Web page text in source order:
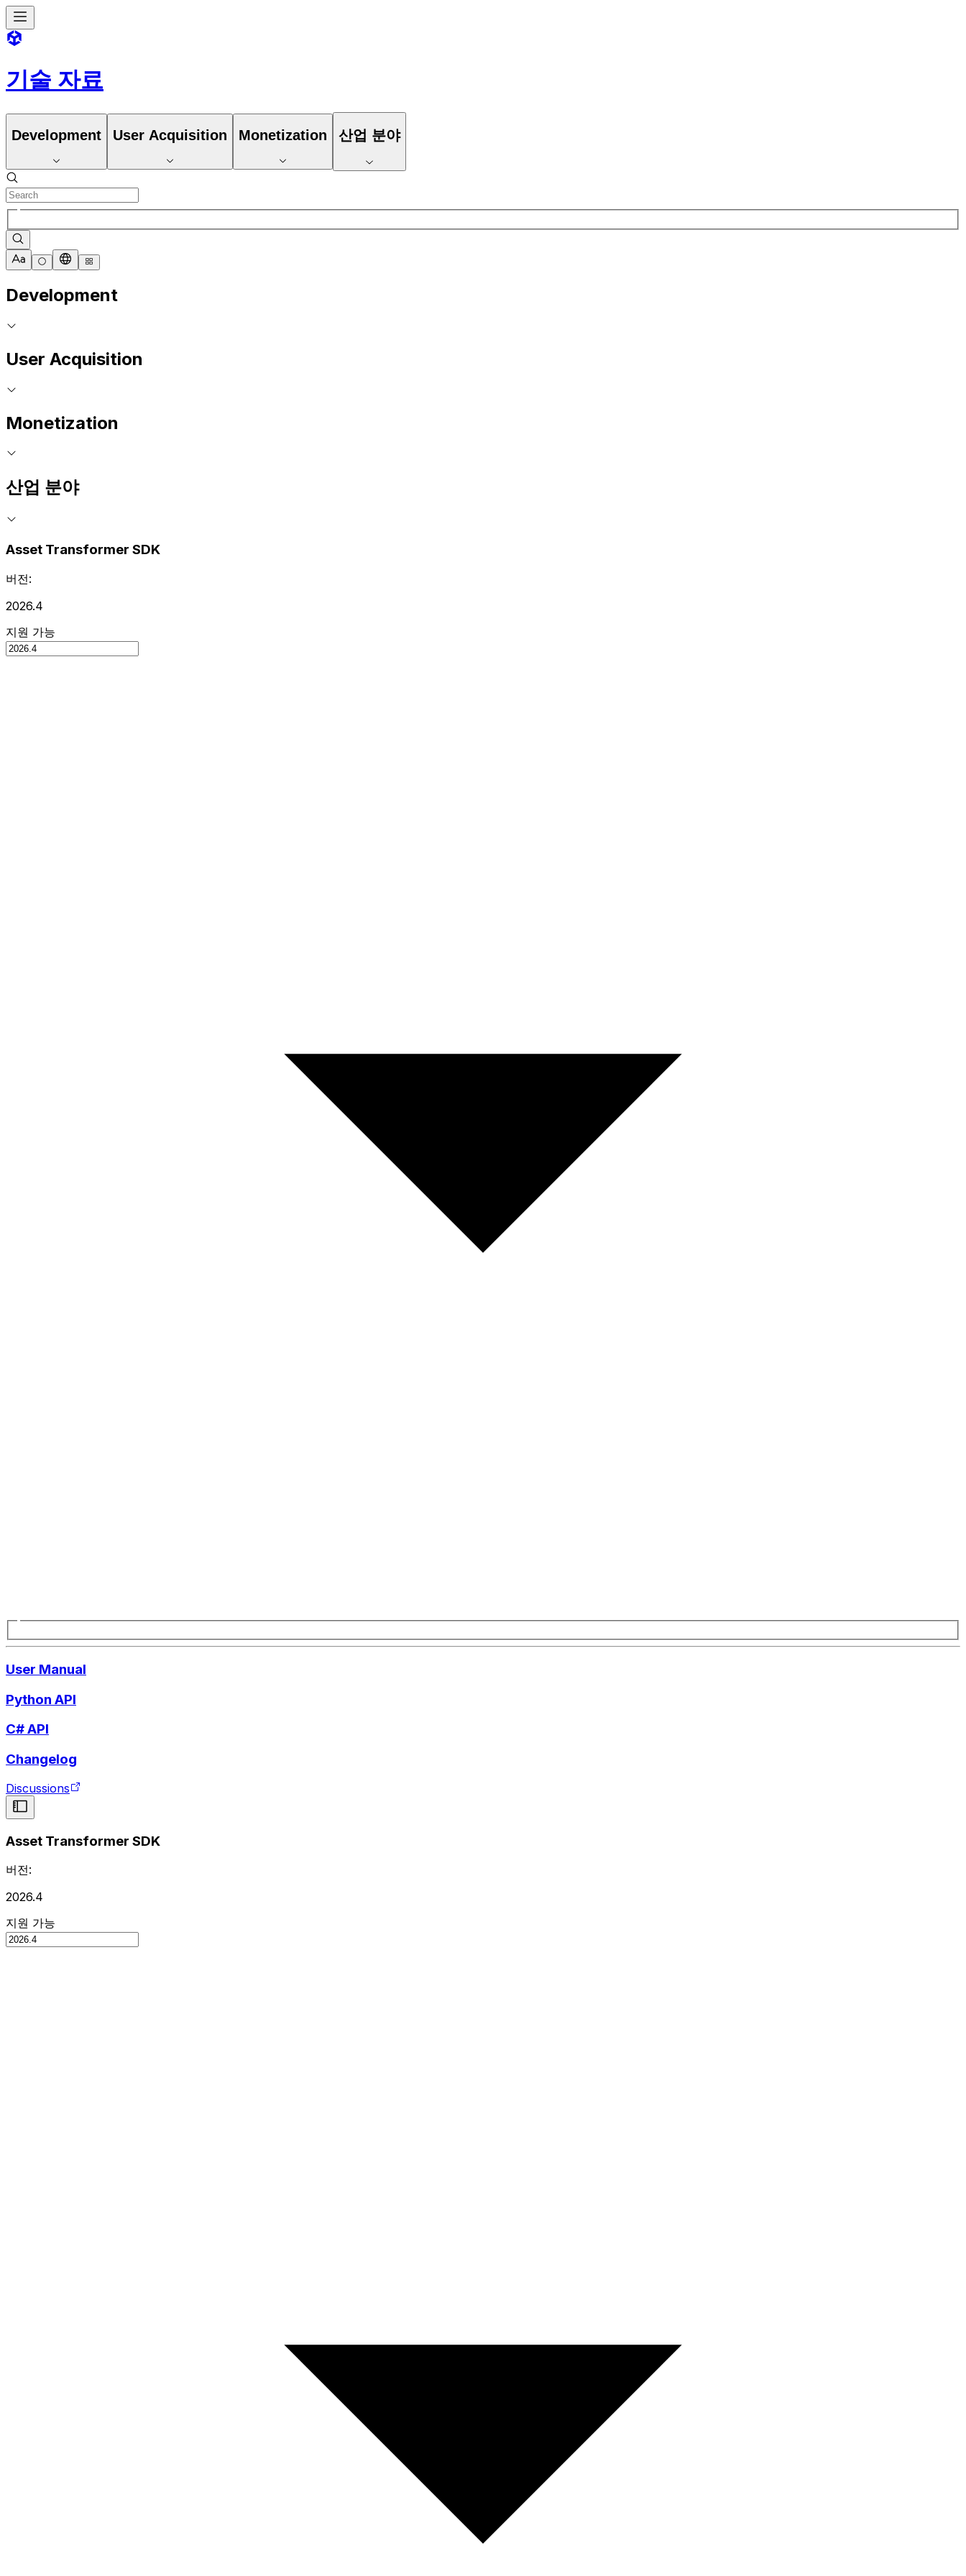
기술 자료
Development User Acquisition Monetization 산업 분야
Development
User Acquisition
Monetization
산업 분야
Asset Transformer SDK
버전:
2026.4
지원 가능
User Manual
Python API
C# API
Changelog
Discussions
Asset Transformer SDK
버전:
2026.4
지원 가능